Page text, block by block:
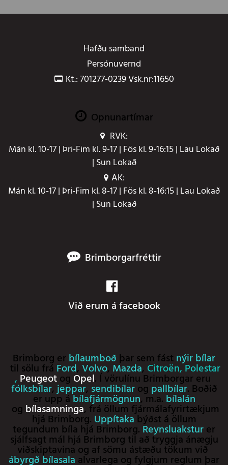
Hafðu samband
Persónuvernd
Kt.: 701277-0239 Vsk.nr:11650
Opnunartímar
RVK:
Mán kl. 10-17 | Þri-Fim kl. 9-17 | Fös kl. 9-16:15 | Lau Lokað
| Sun Lokað
AK:
Mán kl. 10-17 | Þri-Fim kl. 8-17 | Fös kl. 8-16:15 | Lau Lokað
| Sun Lokað
Brimborgarfréttir
Við erum á facebook
Brimborg er bílaumboð þar sem fást nýir bílar
til sölu frá Ford, Volvo, Mazda, Citroën,Polestar
, Peugeotog Opel. Í vörulínu Brimborgar eru
fólksbílar,jeppar, sendibílarog pallbílar. Boðið
er upp ábílafjármögnun, m.a. bílalán
og bílasamninga, frá öllum fjármálafyrirtækjum
hjá Brimborg. Uppítakabýðst á öllum
tegundum bíla hjá Brimborg. Reynsluaksturer
sjálfsagt mál hjá Brimborg til að tryggja ánægju
viðskiptavina og af sömu ástæðu tökum við
ábyrgð bílasala alvarlega og fylgjum reglum þar